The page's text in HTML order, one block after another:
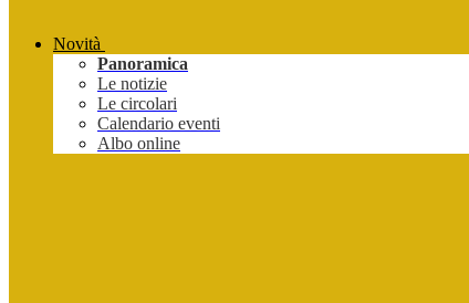
Novità
Panoramica
Le notizie
Le circolari
Calendario eventi
Albo online